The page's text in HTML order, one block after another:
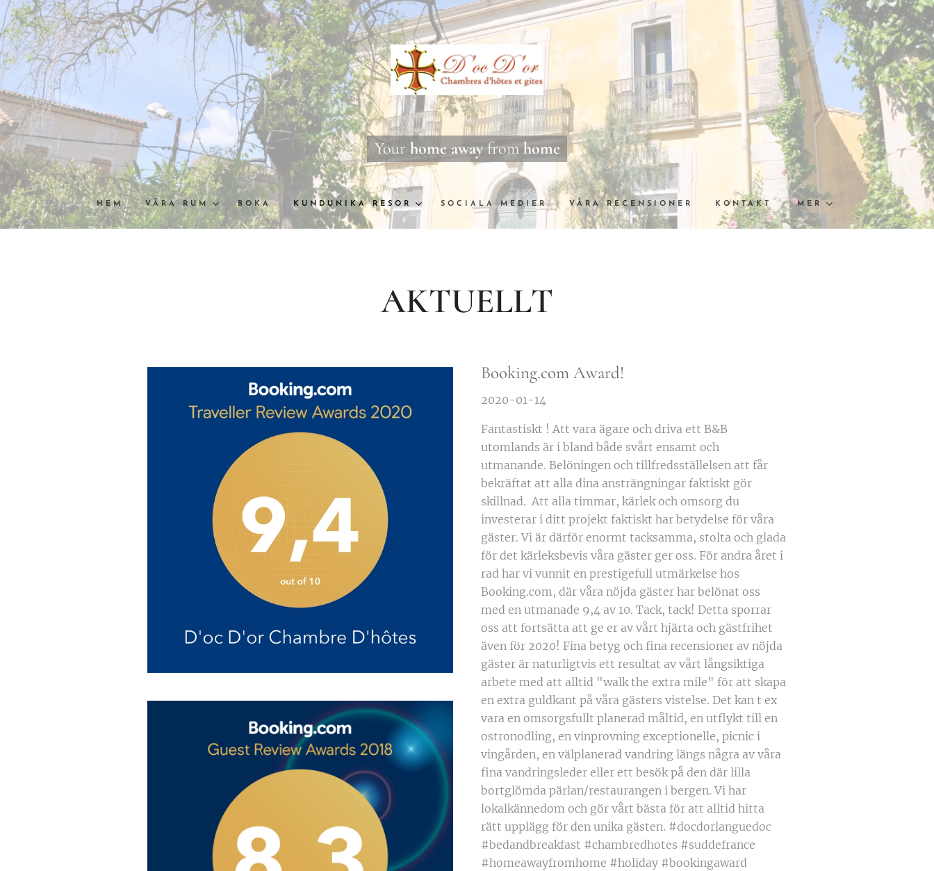
Your home away fromhome
HEM VÅRA RUM BOKA KUNDUNIKA RESOR SOCIALA MEDIER VÅRA RECENSIONER KONTAKT MER
AKTUELLT
Booking.com Award!
2020-01-14
Fantastiskt ! Att vara ägare och driva ett B&B
utomlands är i bland både svårt ensamt och
utmanande. Belöningen och tillfredsställelsen att får
bekräftat att alla dina ansträngningar faktiskt gör
skillnad. Att alla timmar, kärlek och omsorg du
investerar i ditt projekt faktiskt har betydelse för våra
gäster. Vi är därför enormt tacksamma, stolta och glada
för det kärleksbevis våra gäster ger oss. För andra året i
rad har vi vunnit en prestigefull utmärkelse hos
Booking.com, där våra nöjda gäster har belönat oss
med en utmanade 9,4 av 10. Tack, tack! Detta sporrar
oss att fortsätta att ge er av vårt hjärta och gästfrihet
även för 2020! Fina betyg och fina recensioner av nöjda
gäster är naturligtvis ett resultat av vårt långsiktiga
arbete med att alltid "walk the extra mile" för att skapa
en extra guldkant på våra gästers vistelse. Det kan t ex
vara en omsorgsfullt planerad måltid, en utflykt till en
ostronodling, en vinprovning exceptionelle, picnic i
vingården, en välplanerad vandring längs några av våra
fina vandringsleder eller ett besök på den där lilla
bortglömda pärlan/restaurangen i bergen. Vi har
lokalkännedom och gör vårt bästa för att alltid hitta
rätt upplägg för den unika gästen. #docdorlanguedoc
#bedandbreakfast #chambredhotes #suddefrance
#homeawayfromhome #holiday #bookingaward